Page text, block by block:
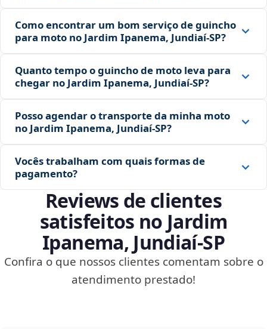
Como encontrar um bom serviço de guincho
para moto no Jardim Ipanema, Jundiaí‑SP?
Quanto tempo o guincho de moto leva para
chegar no Jardim Ipanema, Jundiaí‑SP?
Posso agendar o transporte da minha moto
no Jardim Ipanema, Jundiaí‑SP?
Vocês trabalham com quais formas de
pagamento?
Reviews de clientes
satisfeitos no Jardim
Ipanema, Jundiaí‑SP
Confira o que nossos clientes comentam sobre o
atendimento prestado!